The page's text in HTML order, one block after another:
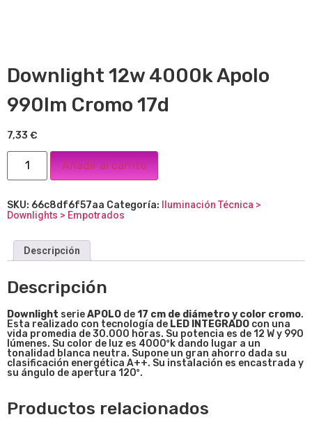
Downlight 12w 4000k Apolo
990lm Cromo 17d
7,33 €
Añadir al carrito
SKU: 66c8df6f57aa Categoría:
Iluminación Técnica >
Downlights > Empotrados
Descripción
Descripción
Downlight serieAPOLO de17 cm de diámetro y color cromo.
Esta realizado con tecnología de LED INTEGRADO con una
vida promedia de 30.000 horas. Su potencia es de 12 W y 990
lúmenes. Su color de luz es 4000ºk dando lugar a un
tonalidad blanca neutra. Supone un gran ahorro dada su
clasificación energética A++. Su instalación es encastrada y
su ángulo de apertura 120º.
Productos relacionados